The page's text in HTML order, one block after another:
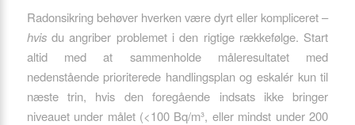
Radonsikring behøver hverken være dyrt eller kompliceret –
hvisdu angriber problemet i den rigtige rækkefølge. Start
altid med at sammenholde måleresultatet med
nedenstående prioriterede handlingsplan og eskalér kun til
næste trin, hvis den foregående indsats ikke bringer
niveauet under målet (<100 Bq/m³, eller mindst under 200